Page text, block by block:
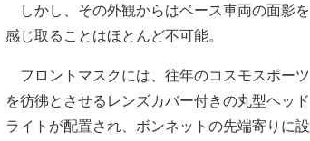
しかし、その外観からはベース車両の面影を
感じ取ることはほとんど不可能。
フロントマスクには、往年のコスモスポーツ
を彷彿とさせるレンズカバー付きの丸型ヘッド
ライトが配置され、ボンネットの先端寄りに設